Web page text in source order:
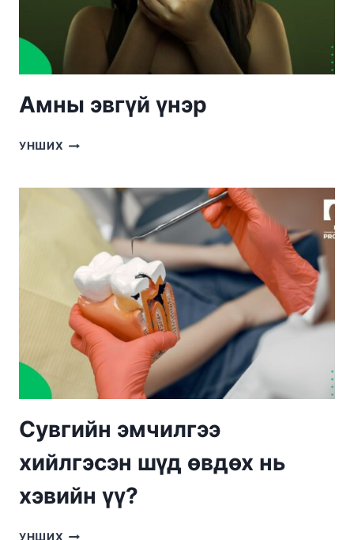
Амны эвгүй үнэр
УНШИХ АМНЫ
Сувгийн эмчилгээ
хийлгэсэн шүд өвдөх нь
хэвийн үү?
УНШИХ СУВГИЙН